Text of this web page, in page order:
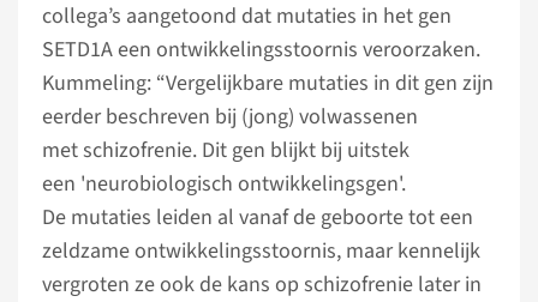
collega’s aangetoond dat mutaties in het gen
SETD1A een ontwikkelingsstoornis veroorzaken.
Kummeling: “Vergelijkbare mutaties in dit gen zijn
eerder beschreven bij (jong) volwassenen
met schizofrenie. Dit gen blijkt bij uitstek
een 'neurobiologisch ontwikkelingsgen'.
De mutaties leiden al vanaf de geboorte tot een
zeldzame ontwikkelingsstoornis, maar kennelijk
vergroten ze ook de kans op schizofrenie later in